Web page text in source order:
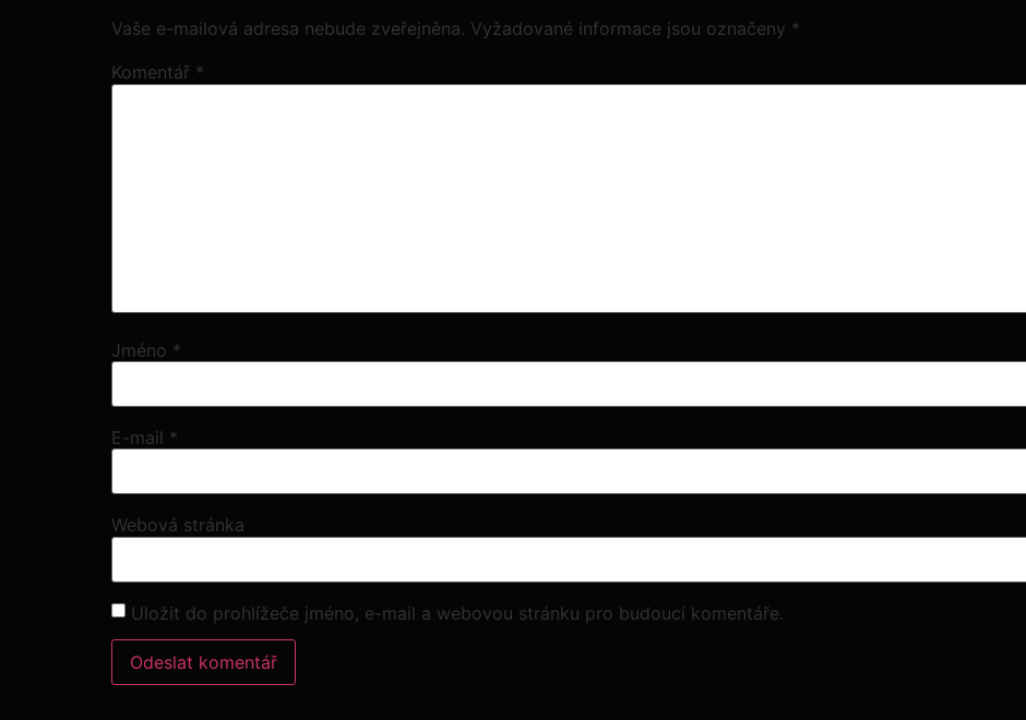
Vaše e-mailová adresa nebude zveřejněna. Vyžadované informace jsou označeny *
Komentář *
Jméno *
E-mail *
Webová stránka
Uložit do prohlížeče jméno, e-mail a webovou stránku pro budoucí komentáře.